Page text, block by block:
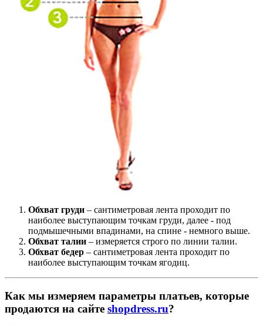
Обхват груди – сантиметровая лента проходит по
наиболее выступающим точкам груди, далее - под
подмышечными впадинами, на спине - немного выше.
Обхват талии – измеряется строго по линии талии.
Обхват бедер – сантиметровая лента проходит по
наиболее выступающим точкам ягодиц.
Как мы измеряем параметры платьев, которые
продаются на сайте shopdress.ru?